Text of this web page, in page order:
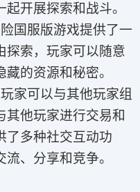
开展探索和战斗。
国服版游戏提供了一
探索，玩家可以随意
的资源和秘密。
家可以与其他玩家组
其他玩家进行交易和
了多种社交互动功
、分享和竞争。